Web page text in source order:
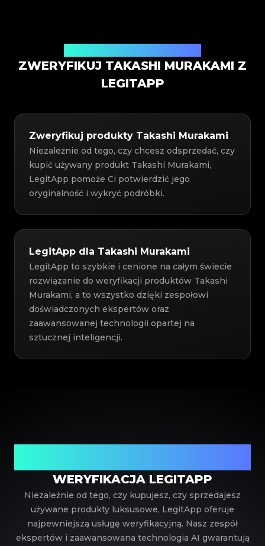
ZWERYFIKUJ TAKASHI MURAKAMI Z
LEGITAPP
Zweryfikuj produkty Takashi Murakami
Niezależnie od tego, czy chcesz odsprzedać, czy
kupić używany produkt Takashi Murakami,
LegitApp pomoże Ci potwierdzić jego
oryginalność i wykryć podróbki.
LegitApp dla Takashi Murakami
LegitApp to szybkie i cenione na całym świecie
rozwiązanie do weryfikacji produktów Takashi
Murakami, a to wszystko dzięki zespołowi
doświadczonych ekspertów oraz
zaawansowanej technologii opartej na
sztucznej inteligencji.
WERYFIKACJA LEGITAPP
Niezależnie od tego, czy kupujesz, czy sprzedajesz
używane produkty luksusowe, LegitApp oferuje
najpewniejszą usługę weryfikacyjną. Nasz zespół
ekspertów i zaawansowana technologia AI gwarantują